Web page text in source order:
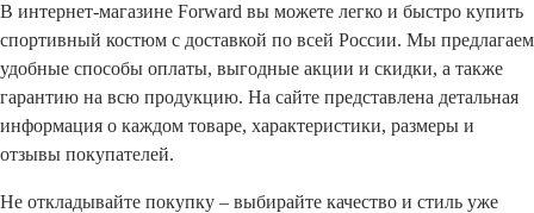
В интернет-магазине Forward вы можете легко и быстро купить
спортивный костюм с доставкой по всей России. Мы предлагаем
удобные способы оплаты, выгодные акции и скидки, а также
гарантию на всю продукцию. На сайте представлена детальная
информация о каждом товаре, характеристики, размеры и
отзывы покупателей.
Не откладывайте покупку – выбирайте качество и стиль уже